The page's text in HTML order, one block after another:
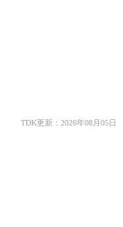
TDK更新：2026年08月05日